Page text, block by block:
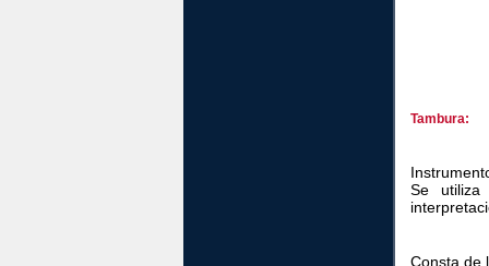
Tambura:
Se utiliza
Consta de